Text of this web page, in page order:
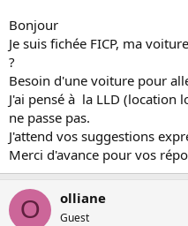
Bonjour
Je suis fichée FICP, ma
?
Besoin d'une voiture pour
J'ai pensé à la LLD (location
ne passe pas.
J'attend vos suggestions
Merci d'avance pour vos
O olliane
Guest